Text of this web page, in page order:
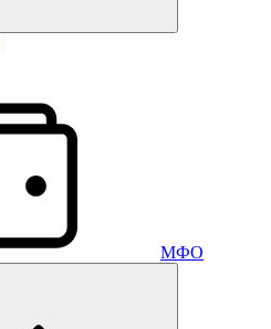
МФО